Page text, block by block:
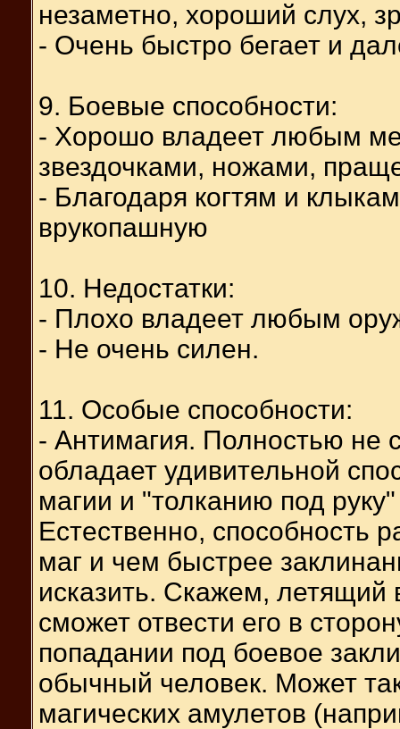
незаметно, хороший слух,
- Очень быстро бегает и
9. Боевые способности:
- Хорошо владеет любым
звездочками, ножами,
- Благодаря когтям и
врукопашную
10. Недостатки:
- Плохо владеет любым
- Не очень силен.
11. Особые способности:
- Антимагия. Полностью не
обладает удивительной
магии и "толканию под
Естественно, способность
маг и чем быстрее
исказить. Скажем,
сможет отвести его в
попадании под боевое
обычный человек. Может
магических амулетов